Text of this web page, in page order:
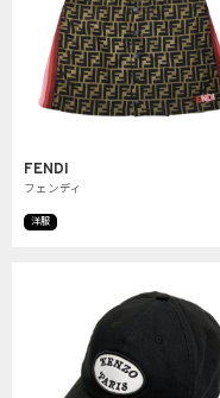
FENDI
フェンディ
洋服